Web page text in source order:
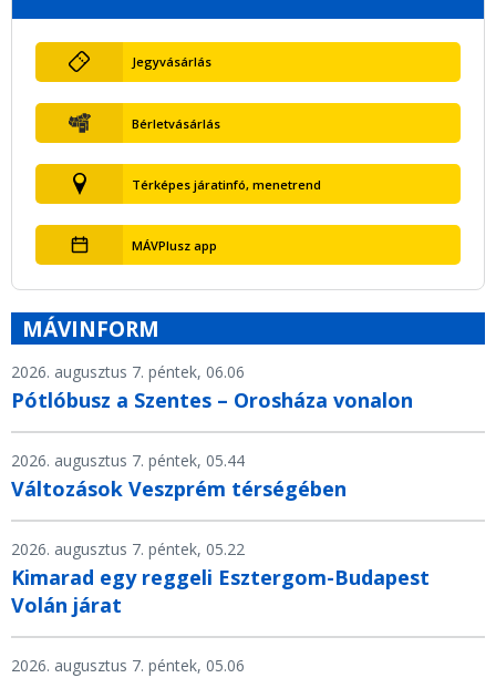
Jegyvásárlás
Bérletvásárlás
Térképes járatinfó, menetrend
MÁVPlusz app
MÁVINFORM
2026. augusztus 7. péntek, 06.06
Pótlóbusz a Szentes – Orosháza vonalon
2026. augusztus 7. péntek, 05.44
Változások Veszprém térségében
2026. augusztus 7. péntek, 05.22
Kimarad egy reggeli Esztergom-Budapest
Volán járat
2026. augusztus 7. péntek, 05.06